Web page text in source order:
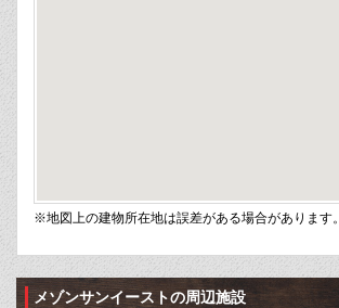
※地図上の建物所在地は誤差がある場合があります。
メゾンサンイーストの周辺施設